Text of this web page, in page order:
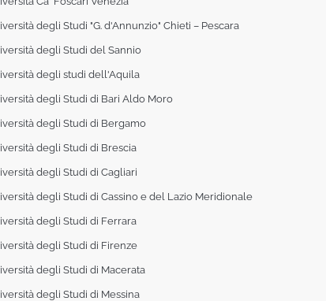
degli Studi "G. d'Annunzio" Chieti – Pescara
degli Studi del Sannio
degli studi dell'Aquila
degli Studi di Bari Aldo Moro
degli Studi di Bergamo
degli Studi di Brescia
degli Studi di Cagliari
degli Studi di Cassino e del Lazio Meridionale
degli Studi di Ferrara
degli Studi di Firenze
degli Studi di Macerata
degli Studi di Messina